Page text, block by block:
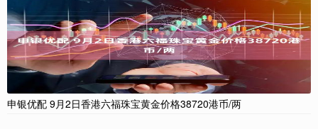
申银优配 9月2日香港六福珠宝黄金价格38720港币/两